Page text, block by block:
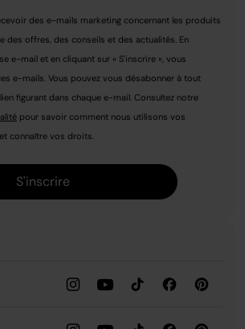
des e-mails marketing concernant les produits
des offres, des conseils et des actualités. En
e-mail et en cliquant sur « S'inscrire », vous
e-mails. Vous pouvez vous désabonner à tout
figurant dans chaque e-mail. Consultez notre
pour savoir comment nous utilisons vos
connaître vos droits.
S'inscrire